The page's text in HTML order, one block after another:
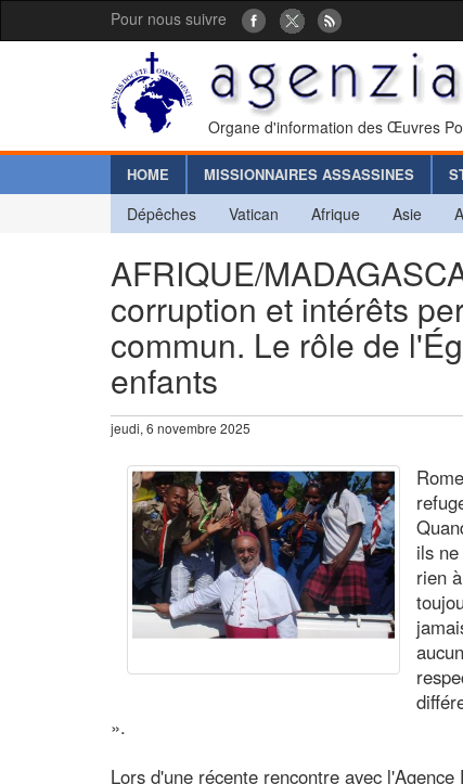
Pour nous suivre
Organe d'information des Œuvres
HOME MISSIONNAIRES ASSASSINES
Dépêches Vatican Afrique Asie
AFRIQUE/
corruption et intérêts
commun. Le rôle de
enfants
jeudi, 6 novembre 2025
ils
rien
».
Lors d'une récente rencontre avec